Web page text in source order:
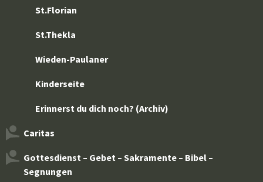
St.Florian
St.Thekla
Wieden-Paulaner
Kinderseite
Erinnerst du dich noch? (Archiv)
Caritas
Gottesdienst – Gebet – Sakramente – Bibel –
Segnungen